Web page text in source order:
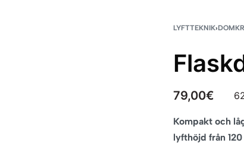
LYFTTEKNIK›
79,00€
Kompakt och
lyfthöjd från